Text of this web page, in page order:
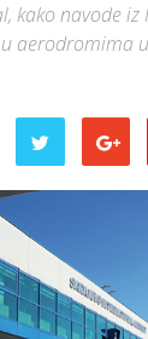
kako navode
aerodromima